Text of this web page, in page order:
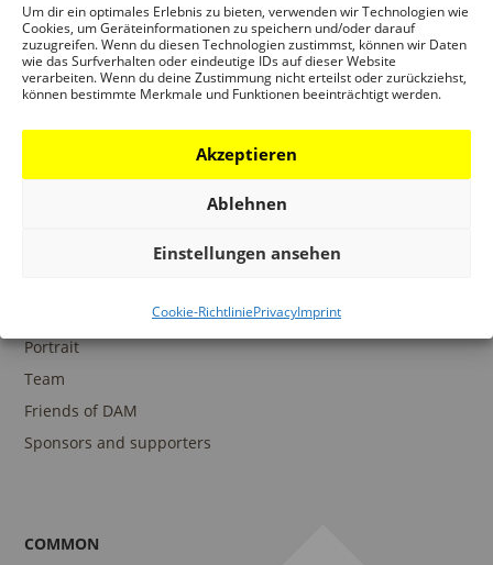
Um dir ein optimales Erlebnis zu bieten, verwenden wir Technologien wie
Cookies, um Geräteinformationen zu speichern und/oder darauf
zuzugreifen. Wenn du diesen Technologien zustimmst, können wir Daten
wie das Surfverhalten oder eindeutige IDs auf dieser Website
verarbeiten. Wenn du deine Zustimmung nicht erteilst oder zurückziehst,
können bestimmte Merkmale und Funktionen beeinträchtigt werden.
Akzeptieren
Ablehnen
Einstellungen ansehen
Cookie-RichtliniePrivacyImprint
Contact person
DAM Digital Collection
Portrait
Team
Friends of DAM
Sponsors and supporters
COMMON